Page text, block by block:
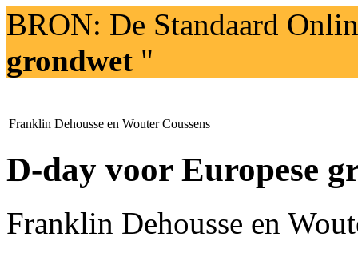
BRON: De Standaard
grondwet "
Franklin Dehousse en Wouter Coussens
D-day voor Europese
Franklin Dehousse en